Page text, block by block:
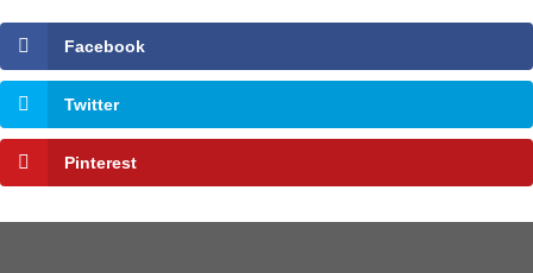
Facebook
Twitter
Pinterest